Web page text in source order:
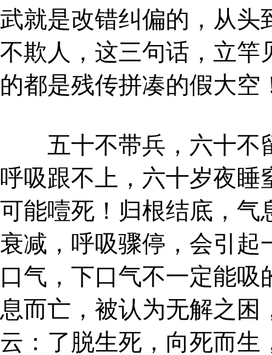
武就是改错纠偏的，从头
不欺人，这三句话，立竿
的都是残传拼凑的假大空
五十不带兵，六十不
呼吸跟不上，六十岁夜睡
可能噎死！归根结底，气
衰减，呼吸骤停，会引起
口气，下口气不一定能
息而亡，被认为无解之
云：了脱生死，向死而